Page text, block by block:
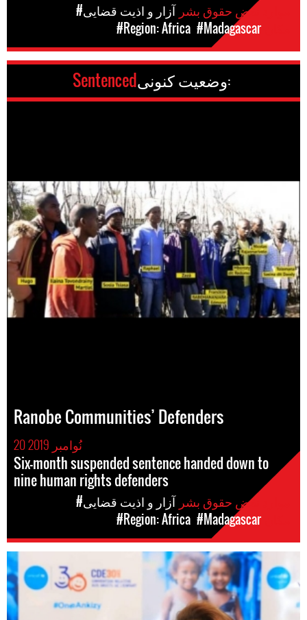
#آزار و اذیت قضایی
#Region: Africa #Madagascar
وضعیت کنونی: Sentenced
Ranobe Communities’ Defenders
20 نُوامبر 2019
Six-month suspended sentence handed down to
nine human rights defenders
#آزار و اذیت قضایی
#Region: Africa #Madagascar